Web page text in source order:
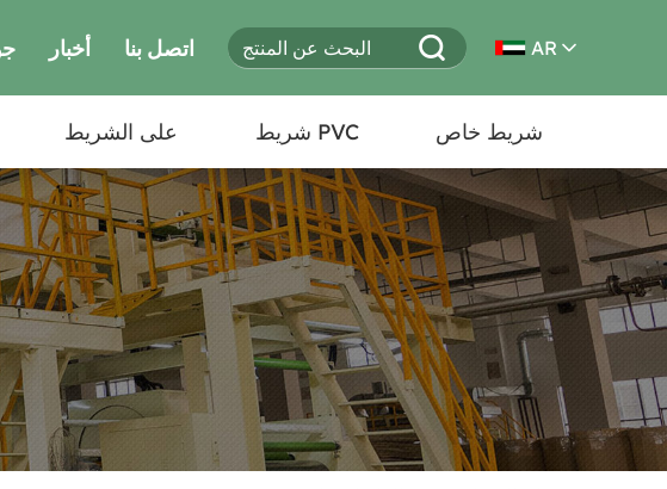
أخبار اتصل بنا AR
على الشريط شريط PVC شريط خاص